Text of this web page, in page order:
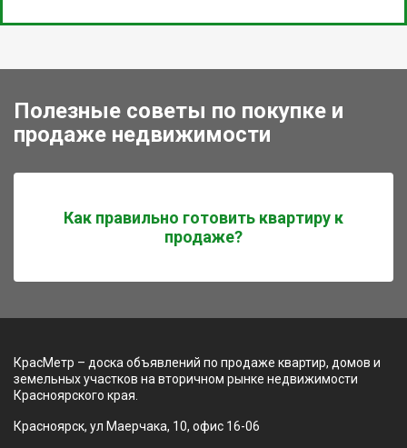
Полезные советы по покупке и
продаже недвижимости
Как правильно готовить квартиру к
продаже?
КрасМетр – доска объявлений по продаже квартир, домов и
земельных участков на вторичном рынке недвижимости
Красноярского края.
Красноярск, ул Маерчака, 10, офис 16-06